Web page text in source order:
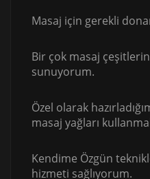
Masaj için gerekli
Bir çok masaj
sunuyorum.
Özel olarak
masaj yağları
Kendime Özgün
hizmeti sağlıyorum.